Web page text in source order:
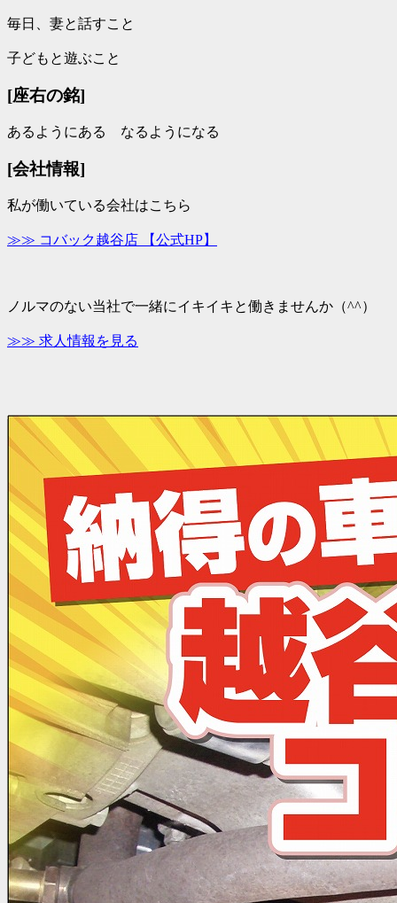
毎日、妻と話すこと
子どもと遊ぶこと
[座右の銘]
あるようにある なるようになる
[会社情報]
私が働いている会社はこちら
≫≫ コバック越谷店 【公式HP】
ノルマのない当社で一緒にイキイキと働きませんか（^^）
≫≫ 求人情報を見る